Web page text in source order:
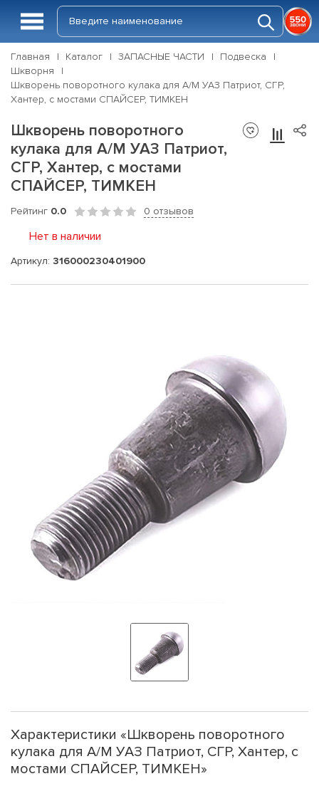
Главная Каталог ЗАПАСНЫЕ ЧАСТИ
Подвеска
Шкворня
Шкворень поворотного кулака для А/М УАЗ Патриот, СГР,
Хантер, с мостами СПАЙСЕР, ТИМКЕН
Шкворень поворотного
кулака для А/М УАЗ Патриот,
СГР, Хантер, с мостами
СПАЙСЕР, ТИМКЕН
Рейтинг 0.0 0 отзывов
Нет в наличии
Артикул: 316000230401900
Характеристики «Шкворень поворотного
кулака для А/М УАЗ Патриот, СГР, Хантер, с
мостами СПАЙСЕР, ТИМКЕН»